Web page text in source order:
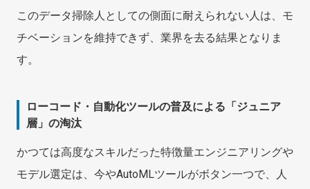
このデータ掃除人としての側面に耐えられない人は、モ
チベーションを維持できず、業界を去る結果となりま
す。
ローコード・自動化ツールの普及による「ジュニア
層」の淘汰
かつては高度なスキルだった特徴量エンジニアリングや
モデル選定は、今やAutoMLツールがボタン一つで、人